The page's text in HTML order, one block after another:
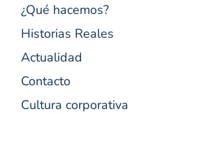
¿Qué hacemos?
Historias Reales
Actualidad
Contacto
Cultura corporativa